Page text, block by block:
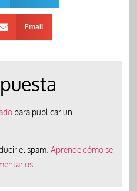
Email
para publicar un
el spam. Aprende cómo se